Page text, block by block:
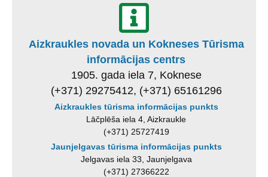
Aizkraukles novada un Kokneses Tūrisma
informācijas centrs
1905. gada iela 7, Koknese
(+371) 29275412, (+371) 65161296
Aizkraukles tūrisma informācijas punkts
Lāčplēša iela 4, Aizkraukle
(+371) 25727419
Jaunjelgavas tūrisma informācijas punkts
Jelgavas iela 33, Jaunjelgava
(+371) 27366222